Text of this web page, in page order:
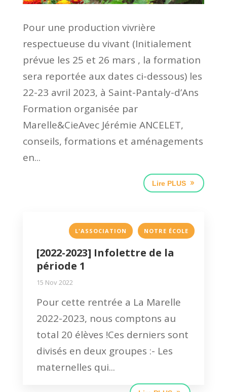
Pour une production vivrière
respectueuse du vivant (Initialement
prévue les 25 et 26 mars , la formation
sera reportée aux dates ci-dessous) les
22-23 avril 2023, à Saint-Pantaly-d’Ans
Formation organisée par
Marelle&CieAvec Jérémie ANCELET,
conseils, formations et aménagements
en...
Lire PLUS
L'ASSOCIATION , NOTRE ÉCOLE
[2022-2023] Infolettre de la
période 1
15 Nov 2022
Pour cette rentrée a La Marelle
2022-2023, nous comptons au
total 20 élèves !Ces derniers sont
divisés en deux groupes :- Les
maternelles qui...